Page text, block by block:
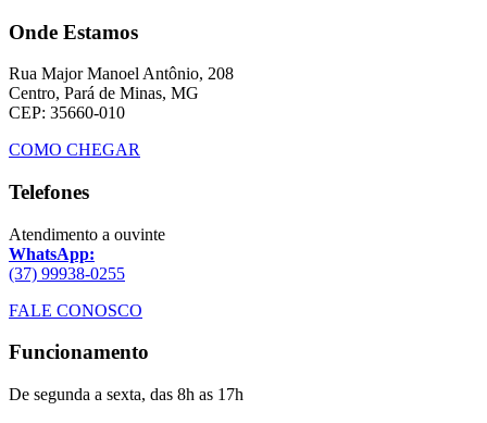
Onde Estamos
Rua Major Manoel Antônio, 208
Centro, Pará de Minas, MG
CEP: 35660-010
COMO CHEGAR
Telefones
Atendimento a ouvinte
WhatsApp:
(37) 99938-0255
FALE CONOSCO
Funcionamento
De segunda a sexta, das 8h as 17h